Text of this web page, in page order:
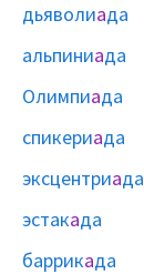
дьяволиада
альпиниада
Олимпиада
спикериада
эксцентриада
эстакада
баррикада